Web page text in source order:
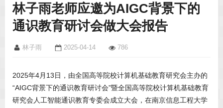
林子雨老师应邀为AIGC背景下的
通识教育研讨会做大会报告
林子雨 2025-04-14 786
2025年4月13日，由全国高等院校计算机基础教育研究会主办的
“AIGC背景下的通识教育研讨会”暨全国高等院校计算机基础教育
研究会人工智能通识教育专委会成立大会，在南京信息工程大学